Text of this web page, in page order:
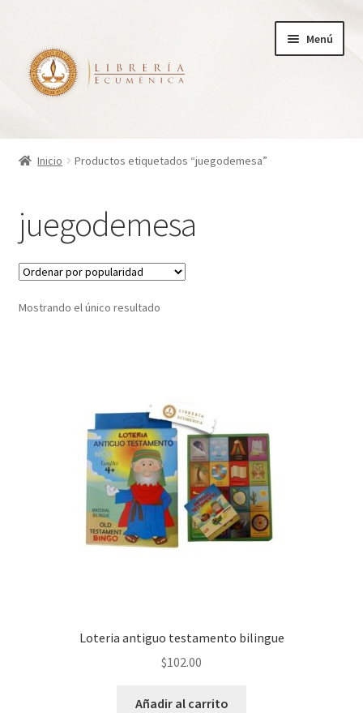
la
navegación
contenido
Menú
Inicio
Carrito
Finalizar compra
¿Quienes somos?
Contáctanos
Inicio Productos etiquetados “juegodemesa”
juegodemesa
Mostrando el único resultado
Loteria antiguo testamento bilingue
$102.00
Añadir al carrito